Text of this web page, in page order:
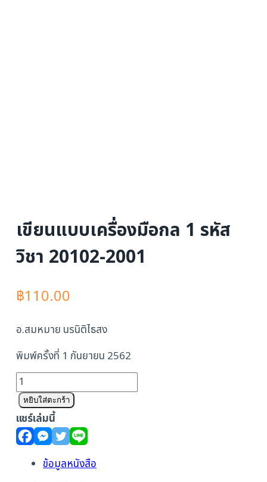
เขียนแบบเครื่องมือกล 1 รหัส
วิชา 20102-2001
฿110.00
อ.สมหมาย นรนิติไธสง
พิมพ์ครั้งที่ 1 กันยายน 2562
จำนวน
เขียน
แบบ
เครื่อง
มือ
หยิบใส่ตะกร้า
แชร์เล่มนี้
ข้อมูลหนังสือ